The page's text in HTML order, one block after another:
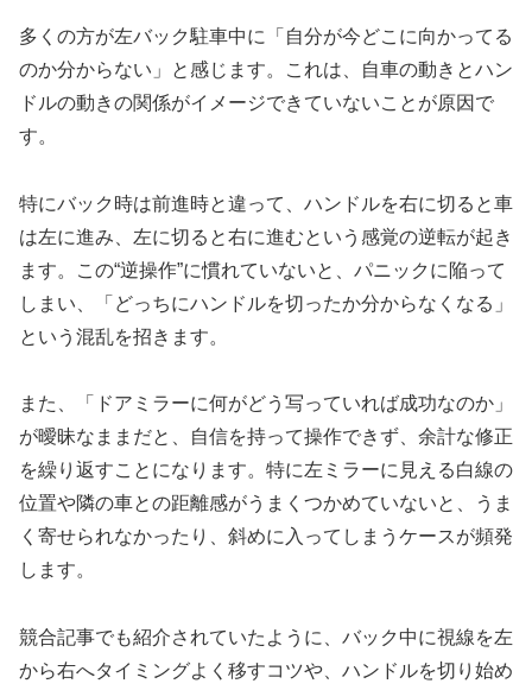
多くの方が左バック駐車中に「自分が今どこに向かってる
のか分からない」と感じます。これは、自車の動きとハン
ドルの動きの関係がイメージできていないことが原因で
す。
特にバック時は前進時と違って、ハンドルを右に切ると車
は左に進み、左に切ると右に進むという感覚の逆転が起き
ます。この“逆操作”に慣れていないと、パニックに陥って
しまい、「どっちにハンドルを切ったか分からなくなる」
という混乱を招きます。
また、「ドアミラーに何がどう写っていれば成功なのか」
が曖昧なままだと、自信を持って操作できず、余計な修正
を繰り返すことになります。特に左ミラーに見える白線の
位置や隣の車との距離感がうまくつかめていないと、うま
く寄せられなかったり、斜めに入ってしまうケースが頻発
します。
競合記事でも紹介されていたように、バック中に視線を左
から右へタイミングよく移すコツや、ハンドルを切り始め